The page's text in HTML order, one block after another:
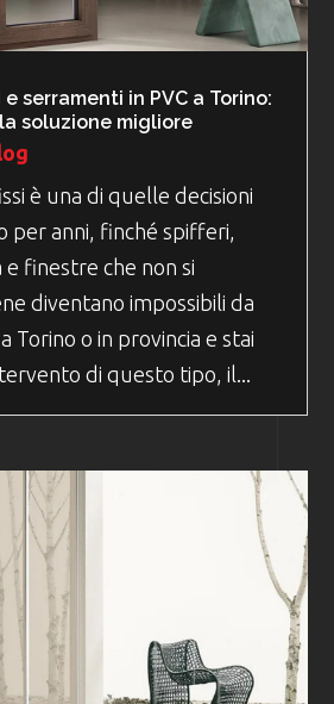
serramenti in PVC a Torino:
soluzione migliore
è una di quelle decisioni
per anni, finché spifferi,
finestre che non si
diventano impossibili da
Torino o in provincia e stai
di questo tipo, il...